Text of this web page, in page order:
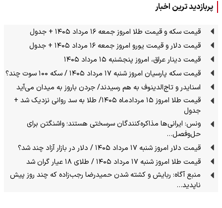
پربازدید ترین اخبار
قیمت سکه و قیمت طلا امروز جمعه ۱۶ مرداد ۱۴۰۵ + جدول
قیمت دلار و قیمت یورو امروز جمعه ۱۶ مرداد ۱۴۰۵ + جدول
قیمت دینار عراق، امروز پنجشنبه ۱۵ مرداد ۱۴۰۵
قیمت سکه پارسیان امروز شنبه ۱۷ مرداد ۱۴۰۵ / سکه ۱۰۰ سوت چند؟
اسنایدر و تاج‌الدینوف به هم رسیدند/ جردن باروز به میدان می‌آید
قیمت طلا امروز ۱۵ مردادماه ۱۴۰۵/ طلا به سد روانی نزدیک شد +
جدول
ونس: ایرانی‌ها مذاکره‌کنندگان سرسختی هستند؛ واشنگتن برای
حل‌وفصل…
قیمت دلار امروز شنبه ۱۷ مرداد ۱۴۰۵ / دلار در بازار آزاد چند شد؟
قیمت طلا امروز شنبه ۱۷ مرداد ۱۴۰۵ / طلای ۱۸ عیار گران شد
منبع آگاه: ربایش و کشته شدن حمیدرضا رجب‌زاده که چند روز پیش
ناپدید…